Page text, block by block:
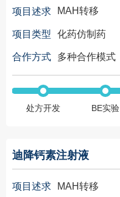
项目述求 MAH转移
项目类型 化药仿制药
合作方式 多种合作模式
处方开发 BE实验
迪降钙素注射液
项目述求 MAH转移